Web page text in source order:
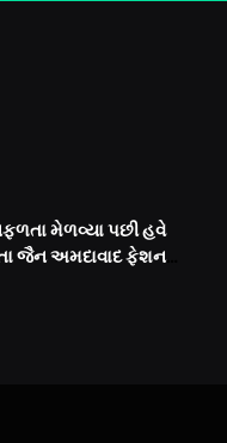
મેળવ્યા પછી હવે
જૈન અમદાવાદ ફેશન
પ્રદર્શિત કરશે